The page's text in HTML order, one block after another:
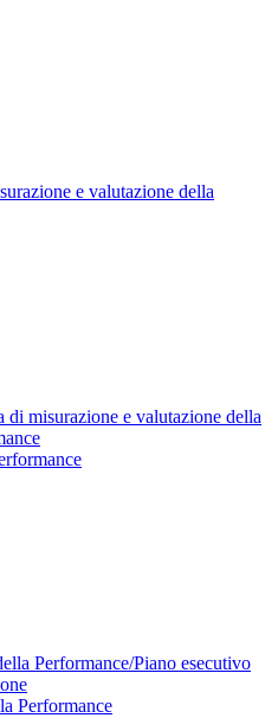
e valutazione della
di misurazione e valutazione della
Performance/Piano esecutivo
Performance